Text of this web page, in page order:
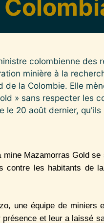
colombienne des
minière à la
la Colombie. Elle
» sans respecter les
le 20 août dernier, qu'ils
Mazamorras Gold
contre les habitants de
une équipe de miniers
et leur a laissé